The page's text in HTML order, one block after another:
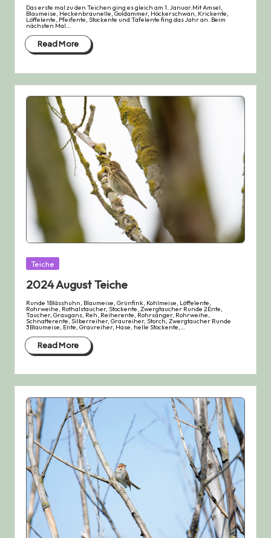
Das erste mal zu den Teichen ging es gleich am 1. Januar.Mit Amsel,
Blaumeise, Heckenbraunelle, Goldammer, Höckerschwan, Krickente,
Löffelente, Pfeifente, Stockente und Tafelente fing das Jahr an. Beim
nächsten Mal…
Read More
Posted
in Teiche
2024 August Teiche
Runde 1Blässhuhn, Blaumeise, Grünfink, Kohlmeise, Löffelente,
Rohrweihe, Rothalstaucher, Stockente, Zwergtaucher Runde 2Ente,
Taucher, Graugans, Reh, Reiherente, Rohrsänger, Rohrweihe,
Schnatterente, Silberreiher, Graureiher, Storch, Zwergtaucher Runde
3Blaumeise, Ente, Graureiher, Hase, helle Stockente,…
Read More